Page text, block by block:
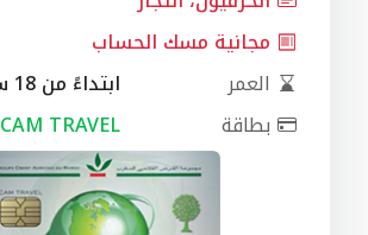
مجانية مسك الحساب
العمر
ابتداءً من 18 سنوات
بطاقة
CAM TRAVEL